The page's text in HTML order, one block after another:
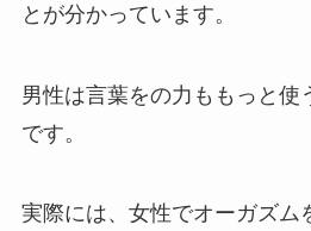
とが分かっています。
男性は言葉をの力ももっと使
です。
実際には、女性でオーガズム